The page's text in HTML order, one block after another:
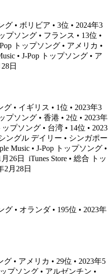
グ • ボリビア • 3位 • 2024年3
プソング • フランス • 13位 •
Pop トップソング • アメリカ •
• J-Pop トップソング • ア
日
グ • イギリス • 1位 • 2023年3
プソング • 香港 • 2位 • 2023年
ップソング • 台湾 • 14位 • 2023
ングル デイリー • シンガポー
Music • J-Pop トップソング •
26日
iTunes Store • 総合 トッ
2月28日
グ • オランダ • 195位 • 2023年
グ • アメリカ • 29位 • 2023年5
プソング • アルゼンチン •